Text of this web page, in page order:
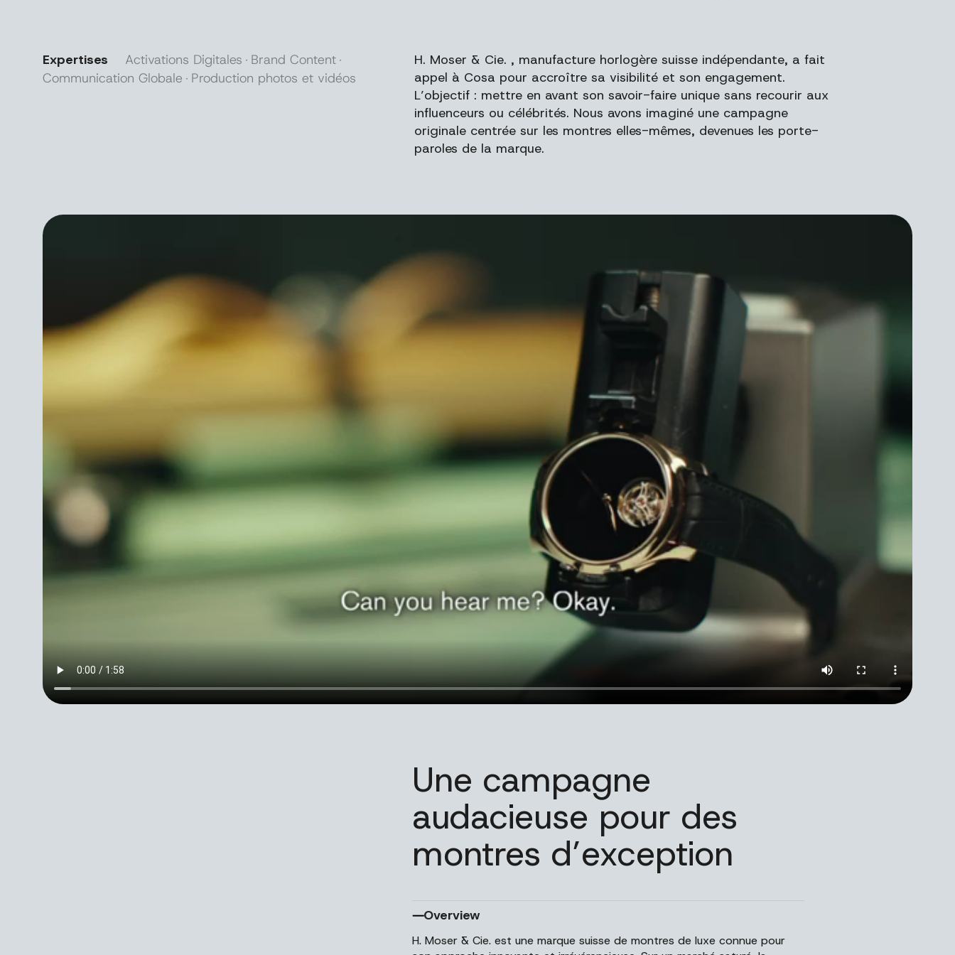
Expertises Activations Digitales Brand Content
Communication Globale Production photos et vidéos
H. Moser & Cie. , manufacture horlogère suisse indépendante, a fait
appel à Cosa pour accroître sa visibilité et son engagement.
L’objectif : mettre en avant son savoir-faire unique sans recourir aux
influenceurs ou célébrités. Nous avons imaginé une campagne
originale centrée sur les montres elles-mêmes, devenues les porte-
paroles de la marque.
Une campagne
audacieuse pour des
montres d’exception
Overview
H. Moser & Cie. est une marque suisse de montres de luxe connue pour